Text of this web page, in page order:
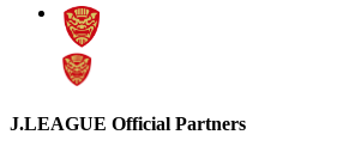
J.LEAGUE Official Partners